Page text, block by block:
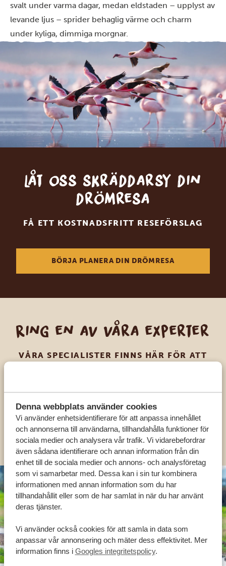
Denna webbplats använder cookies
Vi använder enhetsidentifierare för att anpassa innehållet
och annonserna till användarna, tillhandahålla funktioner för
sociala medier och analysera vår trafik. Vi vidarebefordrar
även sådana identifierare och annan information från din
enhet till de sociala medier och annons- och analysföretag
som vi samarbetar med. Dessa kan i sin tur kombinera
informationen med annan information som du har
tillhandahållit eller som de har samlat in när du har använt
deras tjänster.
Vi använder också cookies för att samla in data som
anpassar vår annonsering och mäter dess effektivitet. Mer
information finns i Googles integritetspolicy.
svalt under varma dagar, medan eldstaden – upplyst av
levande ljus – sprider behaglig värme och charm
under kyliga, dimmiga morgnar.
Låt oss skräddarsy din
drömresa
FÅ ETT KOSTNADSFRITT RESEFÖRSLAG
BÖRJA PLANERA DIN DRÖMRESA
Ring en av våra experter
VÅRA SPECIALISTER FINNS HÄR FÖR ATT
SV:+31 174 788 101
OLIKA LÄNDER